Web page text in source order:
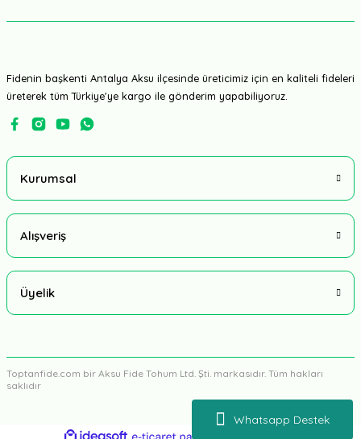
Whatsapp Destek
Fidenin başkenti Antalya Aksu ilçesinde üreticimiz için en kaliteli fideleri
üreterek tüm Türkiye'ye kargo ile gönderim yapabiliyoruz.
Kurumsal
Alışveriş
Üyelik
Toptanfide.com bir Aksu Fide Tohum Ltd. Şti. markasıdır. Tüm hakları
saklıdır
ideasoft